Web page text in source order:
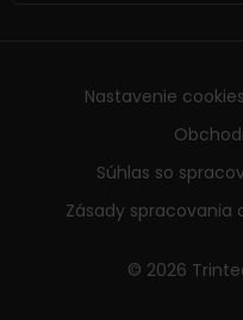
© 2026
Nastavenie cookies
Súhlas so
Zásady spracovania